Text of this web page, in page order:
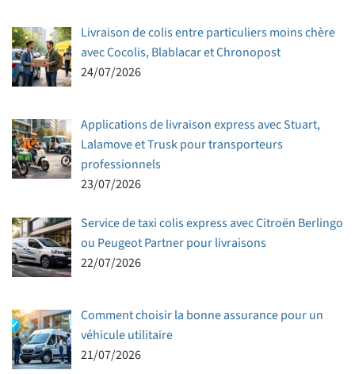
Livraison de colis entre particuliers moins chère
avec Cocolis, Blablacar et Chronopost
24/07/2026
Applications de livraison express avec Stuart,
Lalamove et Trusk pour transporteurs
professionnels
23/07/2026
Service de taxi colis express avec Citroën Berlingo
ou Peugeot Partner pour livraisons
22/07/2026
Comment choisir la bonne assurance pour un
véhicule utilitaire
21/07/2026